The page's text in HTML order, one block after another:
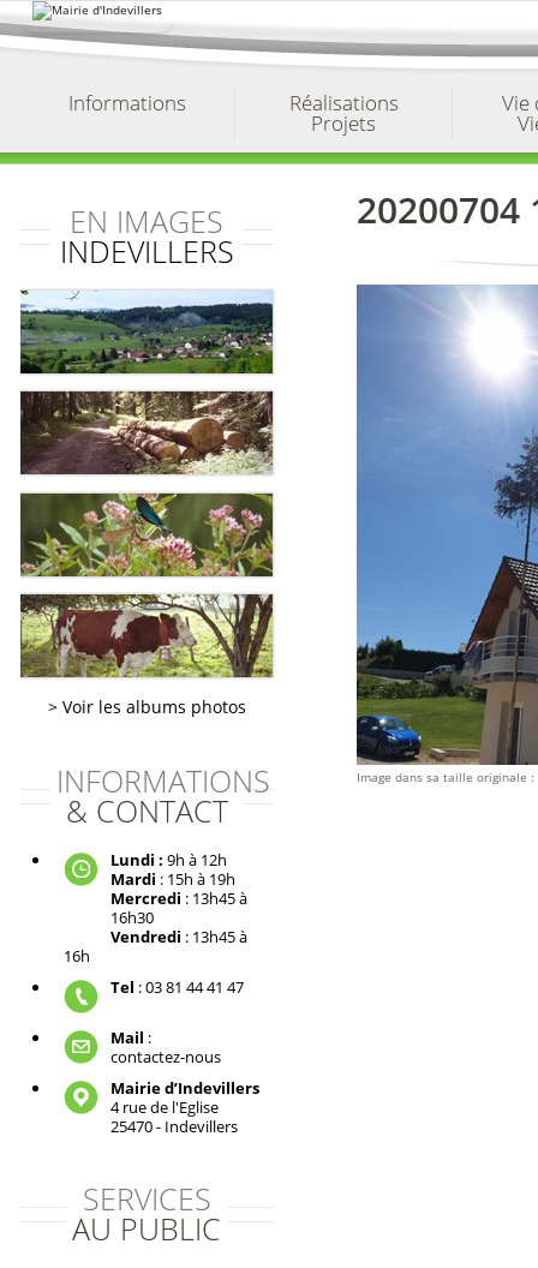
au
contenu.
Informations Réalisations
Projets
Vie
EN IMAGES
INDEVILLERS
Voir les albums photos
INFORMATIONS
& CONTACT
Lundi : 9h à 12h
Mardi : 15h à 19h
Mercredi : 13h45 à
16h30
Vendredi : 13h45 à
16h
Tel : 03 81 44 41 47
Mail :
contactez-nous
Mairie d’Indevillers
4 rue de l'Eglise
25470 - Indevillers
SERVICES
AU PUBLIC
20200704
Image dans sa taille originale :